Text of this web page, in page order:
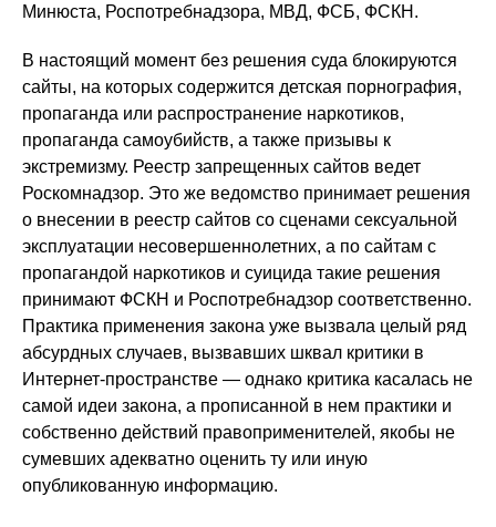
Минюста, Роспотребнадзора, МВД, ФСБ, ФСКН.
В настоящий момент без решения суда блокируются
сайты, на которых содержится детская порнография,
пропаганда или распространение наркотиков,
пропаганда самоубийств, а также призывы к
экстремизму. Реестр запрещенных сайтов ведет
Роскомнадзор. Это же ведомство принимает решения
о внесении в реестр сайтов со сценами сексуальной
эксплуатации несовершеннолетних, а по сайтам с
пропагандой наркотиков и суицида такие решения
принимают ФСКН и Роспотребнадзор соответственно.
Практика применения закона уже вызвала целый ряд
абсурдных случаев, вызвавших шквал критики в
Интернет-пространстве — однако критика касалась не
самой идеи закона, а прописанной в нем практики и
собственно действий правоприменителей, якобы не
сумевших адекватно оценить ту или иную
опубликованную информацию.